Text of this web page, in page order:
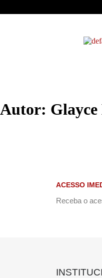
Autor:
ACESSO
Receba o